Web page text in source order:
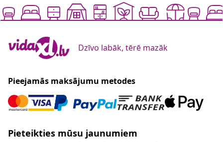
Pieejamās maksājumu metodes